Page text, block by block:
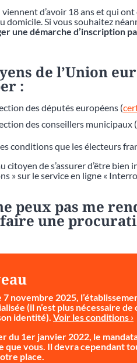
viennent d’avoir 18 ans et qui
domicile. Si vous souhaitez
une démarche d’inscription
de l’Union
:
des députés européens (
des conseillers municipaux (
conditions que les électeurs
citoyen de s’assurer d’être
» sur le service en ligne «
peux pas me
une
7 novembre 2025,
(il n’est plus nécessaire
identité). Voir les conditions ›
du 1er janvier 2022, le
que vous. Il devra cependant
place.